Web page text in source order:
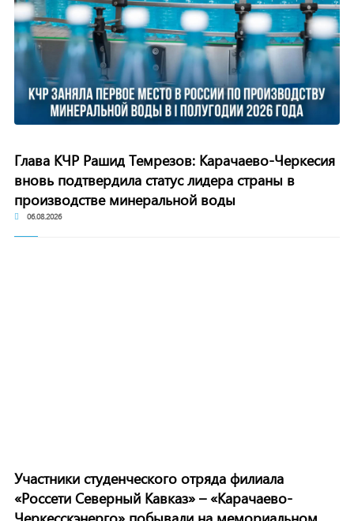
Глава КЧР Рашид Темрезов: Карачаево-Черкесия
вновь подтвердила статус лидера страны в
производстве минеральной воды
06.08.2026
Участники студенческого отряда филиала
«Россети Северный Кавказ» – «Карачаево-